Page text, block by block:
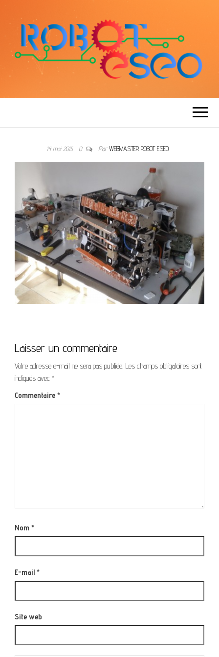
ROBOT ESEO
14 mai 2015 0 ParWEBMASTER ROBOT ESEO
Laisser un commentaire
Votre adresse e-mail ne sera pas publiée. Les champs obligatoires sont
indiqués avec *
Commentaire *
Nom *
E-mail *
Site web